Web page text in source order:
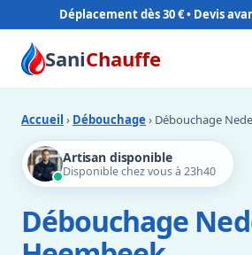
Déplacement dès 30 €
SaniChauffe
Accueil › Débouchage › Débouchage
Artisan disponible
Disponible chez vous à 23h40
Débouchage